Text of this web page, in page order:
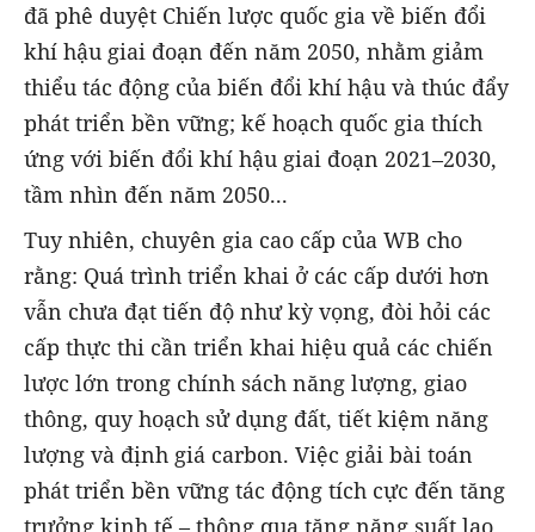
đã phê duyệt Chiến lược quốc gia về biến đổi
khí hậu giai đoạn đến năm 2050, nhằm giảm
thiểu tác động của biến đổi khí hậu và thúc đẩy
phát triển bền vững; kế hoạch quốc gia thích
ứng với biến đổi khí hậu giai đoạn 2021–2030,
tầm nhìn đến năm 2050...
Tuy nhiên, chuyên gia cao cấp của WB cho
rằng: Quá trình triển khai ở các cấp dưới hơn
vẫn chưa đạt tiến độ như kỳ vọng, đòi hỏi các
cấp thực thi cần triển khai hiệu quả các chiến
lược lớn trong chính sách năng lượng, giao
thông, quy hoạch sử dụng đất, tiết kiệm năng
lượng và định giá carbon. Việc giải bài toán
phát triển bền vững tác động tích cực đến tăng
trưởng kinh tế – thông qua tăng năng suất lao